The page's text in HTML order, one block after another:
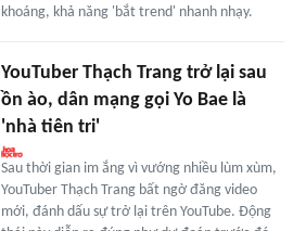
khoáng, khả năng 'bắt trend' nhanh nhạy.
YouTuber Thạch Trang trở lại sau
ồn ào, dân mạng gọi Yo Bae là
'nhà tiên tri'
Sau thời gian im ắng vì vướng nhiều lùm xùm,
YouTuber Thạch Trang bất ngờ đăng video
mới, đánh dấu sự trở lại trên YouTube. Động